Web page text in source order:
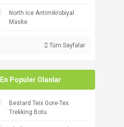
North Ice Antimikrobiyal
Maske
Tüm Sayfalar
En Populer Olanlar
Bestard Teix Gore-Tex
Trekking Botu